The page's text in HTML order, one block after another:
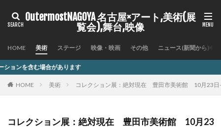
OutermostNAGOYA 名古屋×アート,美術(展
覧会),舞台,映像
HOME 美術 ステージ 映像・映画 その他 ニュース(新聞から)
ります
HOME 美術 コレクション展：絶対現在 豊田市美術館 10月23日
コレクション展：絶対現在 豊田市美術館 10月23